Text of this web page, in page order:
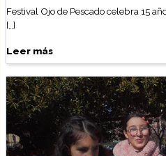
Festival Ojo de Pescado celebra 15
[…]
Leer más